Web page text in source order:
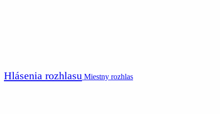
Hlásenia rozhlasu Miestny rozhlas